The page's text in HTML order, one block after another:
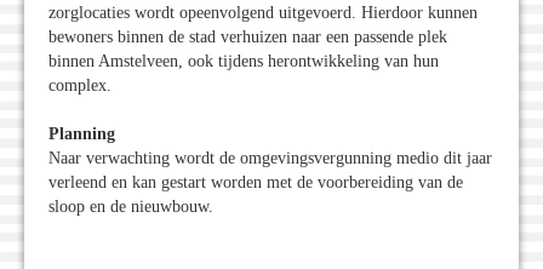
zorglocaties wordt opeenvolgend uitgevoerd. Hierdoor kunnen
bewoners binnen de stad verhuizen naar een passende plek
binnen Amstelveen, ook tijdens herontwikkeling van hun
complex.
Planning
Naar verwachting wordt de omgevingsvergunning medio dit jaar
verleend en kan gestart worden met de voorbereiding van de
sloop en de nieuwbouw.